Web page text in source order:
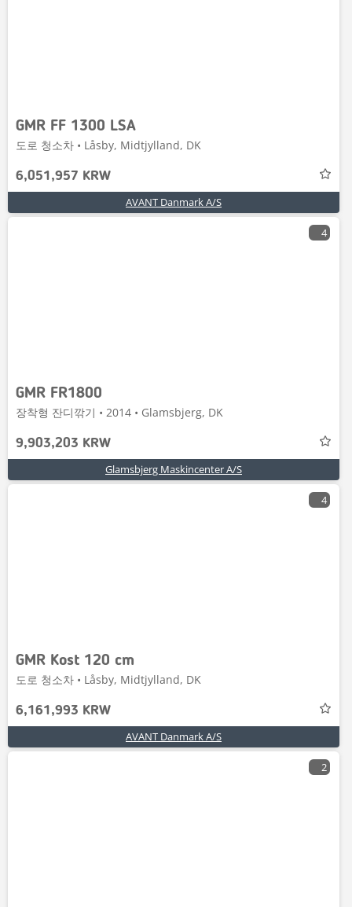
GMR FF 1300 LSA
도로 청소차 • Låsby, Midtjylland, DK
6,051,957 KRW
AVANT Danmark A/S
4
GMR FR1800
장착형 잔디깎기 • 2014 • Glamsbjerg, DK
9,903,203 KRW
Glamsbjerg Maskincenter A/S
4
GMR Kost 120 cm
도로 청소차 • Låsby, Midtjylland, DK
6,161,993 KRW
AVANT Danmark A/S
2